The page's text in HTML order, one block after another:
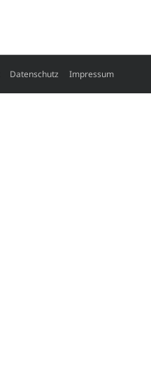
Datenschutz Impressum